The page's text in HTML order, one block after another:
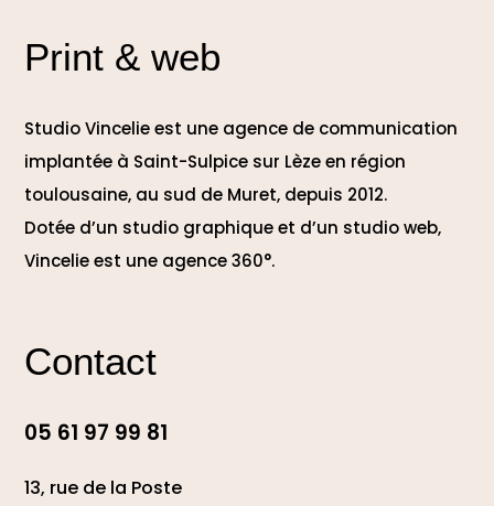
Print & web
Studio Vincelie est une agence de communication
implantée à Saint-Sulpice sur Lèze en région
toulousaine, au sud de Muret, depuis 2012.
Dotée d’un studio graphique et d’un studio web,
Vincelie est une agence 360°.
Contact
05 61 97 99 81
13, rue de la Poste